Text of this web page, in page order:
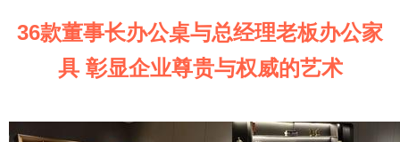
36款董事长办公桌与总经理老板办公家
具 彰显企业尊贵与权威的艺术